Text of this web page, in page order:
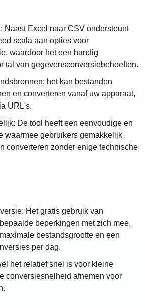
Naast Excel naar CSV ondersteunt
scala aan opties voor
waardoor het een handig
tal van gegevensconversiebehoeften.
het kan bestanden
en converteren vanaf uw apparaat,
URL's.
De tool heeft een eenvoudige en
waarmee gebruikers gemakkelijk
converteren zonder enige technische
Het gratis gebruik van
beperkingen met zich mee,
bestandsgrootte en een
per dag.
het relatief snel is voor kleine
conversiesnelheid afnemen voor